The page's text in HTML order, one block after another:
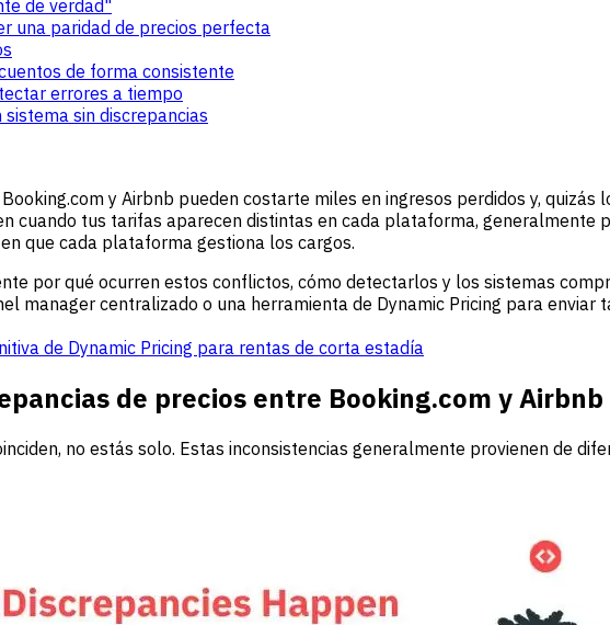
de verdad"
una paridad de precios perfecta
de forma consistente
errores a tiempo
sin discrepancias
y Airbnb pueden costarte miles en ingresos perdidos y,
cuando tus tarifas aparecen distintas en cada plataforma, generalmente
que cada plataforma gestiona los cargos.
por qué ocurren estos conflictos, cómo detectarlos y los sistemas
manager centralizado o una herramienta de Dynamic Pricing para
de Dynamic Pricing para rentas de corta estadía
de precios entre Booking.com y Airbnb
no estás solo. Estas inconsistencias generalmente provienen de